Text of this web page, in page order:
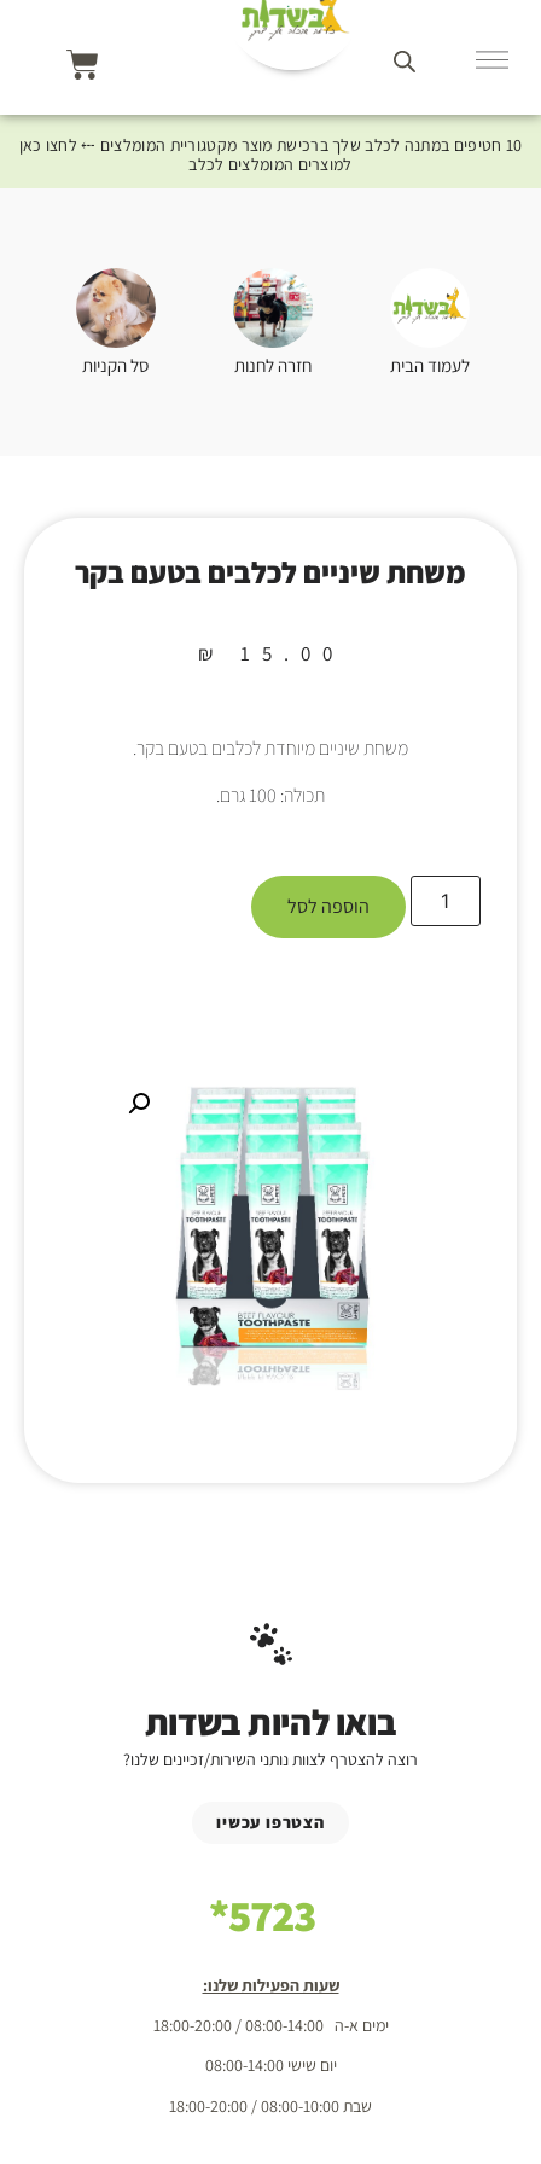
10 חטיפים במתנה לכלב שלך ברכישת מוצר מקטגוריית המומלצים ⤎ לחצו כאן
למוצרים המומלצים לכלב
לעמוד הבית חזרה לחנות סל הקניות
משחת שיניים לכלבים בטעם בקר
₪ 15.00
משחת שיניים מיוחדת לכלבים בטעם בקר.
תכולה: 100 גרם.
הוספה לסל
בואו להיות בשדות
רוצה להצטרף לצוות נותני השירות/זכיינים שלנו?
הצטרפו עכשיו
5723*
שעות הפעילות שלנו:
ימים א-ה 08:00-14:00 / 18:00-20:00
יום שישי 08:00-14:00
שבת 08:00-10:00 / 18:00-20:00